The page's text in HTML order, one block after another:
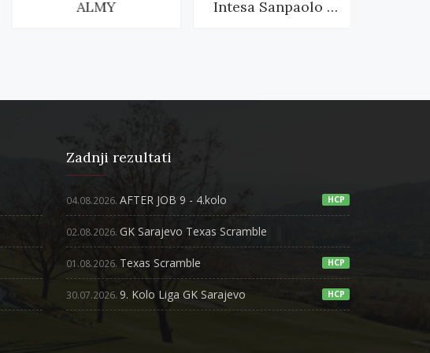
ALMY Intesa Sanpaolo Banka
Zadnji rezultati
04.08.2026. AFTER JOB 9 - 4.kolo HCP
02.08.2026. GK Sarajevo Texas Scramble
01.08.2026. Texas Scramble HCP
30.07.2026. 9. Kolo Liga GK Sarajevo HCP